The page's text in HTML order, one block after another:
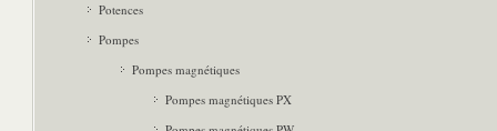
Potences
Pompes
Pompes magnétiques
Pompes magnétiques PX